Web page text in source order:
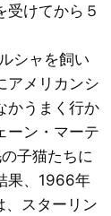
受けてから５
シャを飼い
アメリカンシ
かうまく行か
ーン・マーテ
子猫たちに
果、1966年
、スターリン